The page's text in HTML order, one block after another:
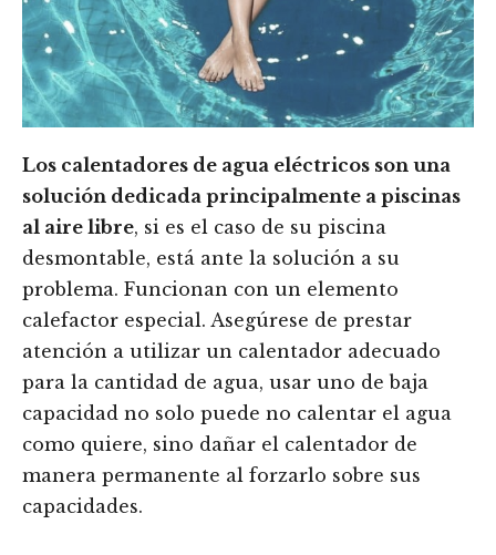
Los calentadores de agua eléctricos son una
solución dedicada principalmente a piscinas
al aire libre, si es el caso de su piscina
desmontable, está ante la solución a su
problema. Funcionan con un elemento
calefactor especial. Asegúrese de prestar
atención a utilizar un calentador adecuado
para la cantidad de agua, usar uno de baja
capacidad no solo puede no calentar el agua
como quiere, sino dañar el calentador de
manera permanente al forzarlo sobre sus
capacidades.